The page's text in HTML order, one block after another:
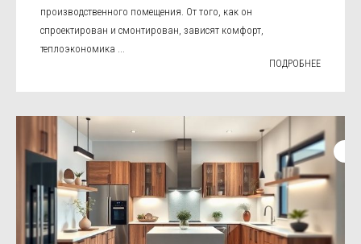
производственного помещения. От того, как он
спроектирован и смонтирован, зависят комфорт,
теплоэкономика ...
ПОДРОБНЕЕ